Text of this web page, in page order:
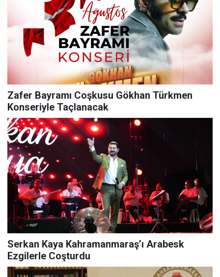
Zafer Bayramı Coşkusu Gökhan Türkmen
Konseriyle Taçlanacak
Serkan Kaya Kahramanmaraş’ı Arabesk
Ezgilerle Coşturdu